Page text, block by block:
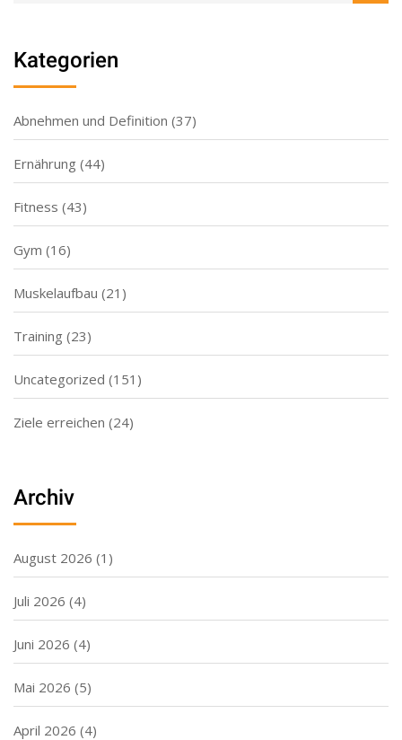
Kategorien
Abnehmen und Definition (37)
Ernährung (44)
Fitness (43)
Gym (16)
Muskelaufbau (21)
Training (23)
Uncategorized (151)
Ziele erreichen (24)
Archiv
August 2026 (1)
Juli 2026 (4)
Juni 2026 (4)
Mai 2026 (5)
April 2026 (4)